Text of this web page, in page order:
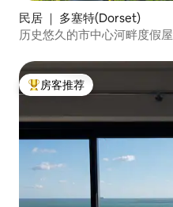
民居 ｜ 多塞特(Dorset)
历史悠久的市中心河畔度假屋
热门「房客推荐」
房客推荐